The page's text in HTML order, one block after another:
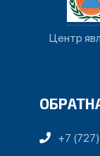
Центр
+7